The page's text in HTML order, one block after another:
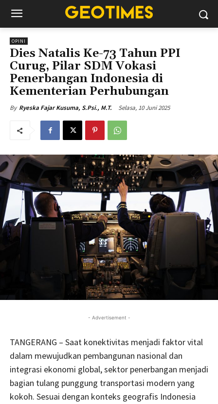
OPINI
Dies Natalis Ke-73 Tahun PPI
Curug, Pilar SDM Vokasi
Penerbangan Indonesia di
Kementerian Perhubungan
By Ryeska Fajar Kusuma, S.Psi., M.T. Selasa, 10 Juni 2025
- Advertisement -
TANGERANG – Saat konektivitas menjadi faktor vital
dalam mewujudkan pembangunan nasional dan
integrasi ekonomi global, sektor penerbangan menjadi
bagian tulang punggung transportasi modern yang
kokoh. Sesuai dengan konteks geografis Indonesia